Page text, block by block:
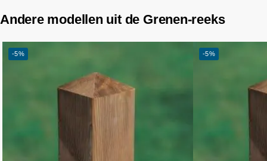
Andere modellen uit de Grenen-reeks
-5% -5%